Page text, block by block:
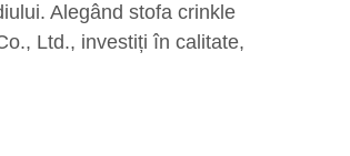
Alegând stofa crinkle
Ltd., investiți în calitate,